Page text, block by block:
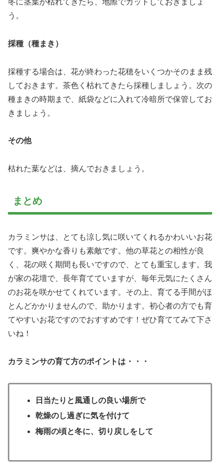
冬に茎葉が枯れてきたら、地際でカットしておきましょ
う。
採種 （種まき）
採種する場合は、花が終わった花穂をいくつかそのまま残
しておきます。茶色く枯れてきたら採種しましょう。次の
種まきの時期まで、紙袋などに入れて冷暗所で保管してお
きましょう。
その他
枯れた葉などは、摘んでおきましょう。
まとめ
カラミンサは、とても涼し気に咲いてくれるかわいいお花
です。爽やかな香りも素敵です。他の草花との相性が良
く、花の咲く期間も長いですので、とても重宝します。我
が家の花壇で、長年育てていますが、毎年元気にたくさん
のお花を咲かせてくれています。その上、育てる手間がほ
とんどかかりませんので、助かります。初心者の方でも育
てやすいお花ですのでおすすめです！ぜひ育ててみて下さ
いね！
カラミンサの育て方のポイントは・・・
日当たりと風通しの良い場所で
乾燥のし過ぎに気を付けて
梅雨の頃と冬に、切り戻しをして